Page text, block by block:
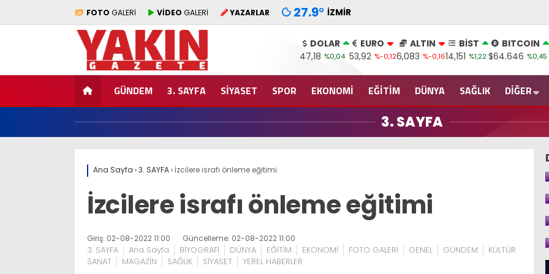
FOTO GALERİ VİDEO GALERİ YAZARLAR 27.9° İZMIR
DOLAR
47,18 %0,04
EURO
53,92 %-0,12
ALTIN
6,083 %-0,16
BİST
14,151 %1,22
BITCOIN
$64.646 %0,45
GÜNDEM 3. SAYFA SİYASET SPOR EKONOMİ EĞİTİM DÜNYA SAĞLIK DİĞER
3. SAYFA
Ana Sayfa ›3. SAYFA› İzcilere israfı önleme eğitimi
İzcilere israfı önleme eğitimi
Giriş: 02-08-2022 11:00 Güncelleme: 02-08-2022 11:00
3. SAYFA Ana Sayfa BİYOGRAFİ DÜNYA EĞİTİM EKONOMİ FOTO GALERİ GENEL GÜNDEM
KÜLTÜR
SANAT
MAGAZİN SAĞLIK SİYASET YEREL HABERLER